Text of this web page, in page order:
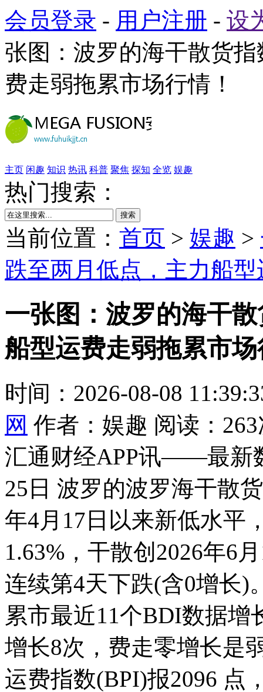
会员登录 - 用户注册 - 设
张图：波罗的海干散货
费走弱拖累市场行情！
主页 闲趣 知识 热讯 科普 聚焦 探知 全览 娱趣
热门搜索：
搜索
当前位置： 首页 > 娱趣 >
跌至两月低点，主力船
一张图：波罗的海干
船型运费走弱拖累市
时间：2026-08-08
网 作者：娱趣 阅读：
汇通财经APP讯——最新
25日 波罗的波罗海干散
年4月17日以来新低水平
1.63%，干散创2026年6
连续第4天下跌(含0增长)
累市最近11个BDI数据增
增长8次，费走零增长是
运费指数(BPI)报2096 点